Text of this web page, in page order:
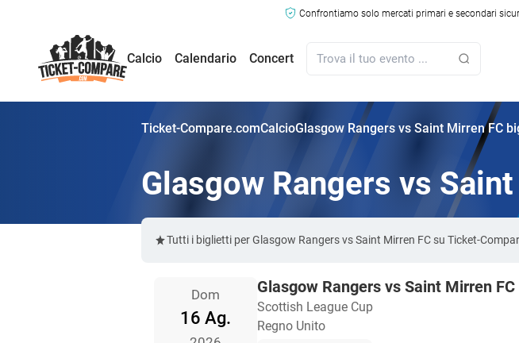
Confrontiamo solo mercati primari e secondari
Calcio Calendario Concert
Ticket-Compare.comCalcioGlasgow Rangers vs Saint Mirren FC
Glasgow Rangers vs
Tutti i biglietti per Glasgow Rangers vs Saint Mirren FC su Ticket-
Dom
16 Ag.
Glasgow Rangers vs Saint Mirren FC
Scottish League Cup
Regno Unito